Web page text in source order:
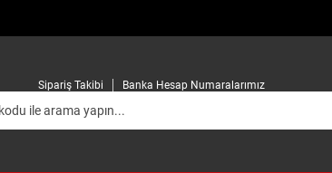
Sipariş Takibi Banka Hesap Numaralarımız